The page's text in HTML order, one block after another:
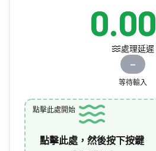
0.00
處理延遲
—
等待輸入
點擊此處開始
點擊此處，然後按下按鍵